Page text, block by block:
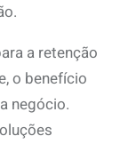
a retenção
o benefício
negócio.